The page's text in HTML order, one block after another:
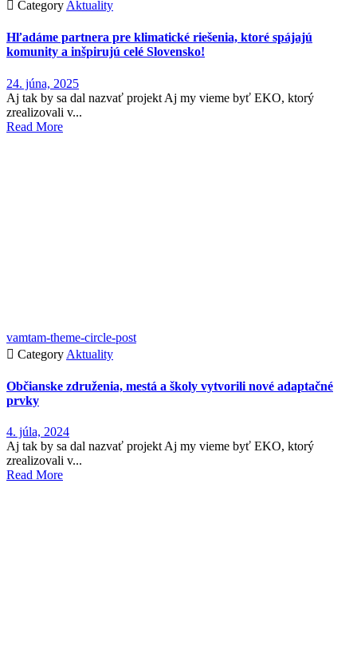
 Category Aktuality
Hľadáme partnera pre klimatické riešenia, ktoré spájajú
komunity a inšpirujú celé Slovensko!
24. júna, 2025
Aj tak by sa dal nazvať projekt Aj my vieme byť EKO, ktorý
zrealizovali v...
Read More
vamtam-theme-circle-post
 Category Aktuality
Občianske združenia, mestá a školy vytvorili nové adaptačné
prvky
4. júla, 2024
Aj tak by sa dal nazvať projekt Aj my vieme byť EKO, ktorý
zrealizovali v...
Read More